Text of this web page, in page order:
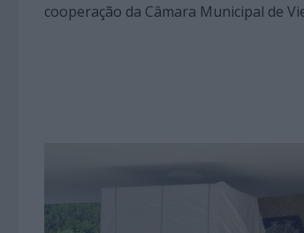
cooperação da Câmara Municipal de